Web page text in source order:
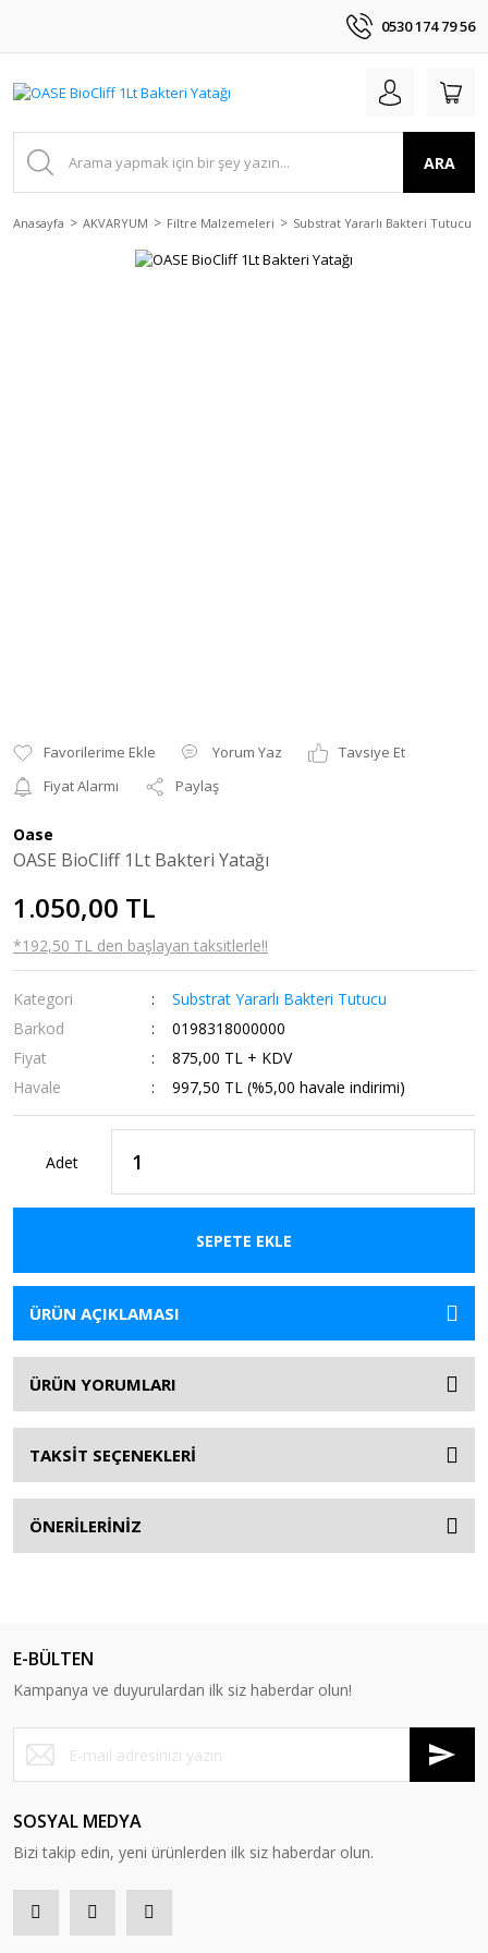
0530 174 79 56
ARA
Anasayfa AKVARYUM Filtre Malzemeleri Substrat Yararlı Bakteri Tutucu
Yorum Yaz
Tavsiye Et
Fiyat Alarmı
Paylaş
Oase
OASE BioCliff 1Lt Bakteri Yatağı
1.050,00 TL
*192,50 TL den başlayan taksitlerle!!
Kategori
Substrat Yararlı Bakteri Tutucu
Barkod
0198318000000
Fiyat
875,00 TL + KDV
Havale
997,50 TL (%5,00 havale indirimi)
Adet
SEPETE EKLE
ÜRÜN AÇIKLAMASI
ÜRÜN YORUMLARI
TAKSİT SEÇENEKLERİ
ÖNERİLERİNİZ
E-BÜLTEN
Kampanya ve duyurulardan ilk siz haberdar olun!
SOSYAL MEDYA
Bizi takip edin, yeni ürünlerden ilk siz haberdar olun.